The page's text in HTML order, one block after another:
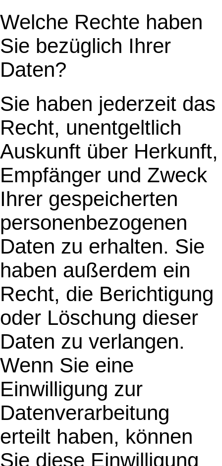
Welche Rechte haben
Sie bezüglich Ihrer
Daten?
Sie haben jederzeit das
Recht, unentgeltlich
Auskunft über Herkunft,
Empfänger und Zweck
Ihrer gespeicherten
personenbezogenen
Daten zu erhalten. Sie
haben außerdem ein
Recht, die Berichtigung
oder Löschung dieser
Daten zu verlangen.
Wenn Sie eine
Einwilligung zur
Datenverarbeitung
erteilt haben, können
Sie diese Einwilligung